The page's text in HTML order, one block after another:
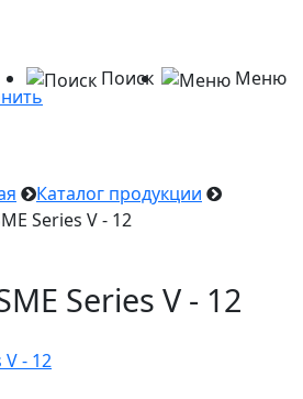
Меню
Поиск
Каталог продукции
Series V - 12
Series V - 12